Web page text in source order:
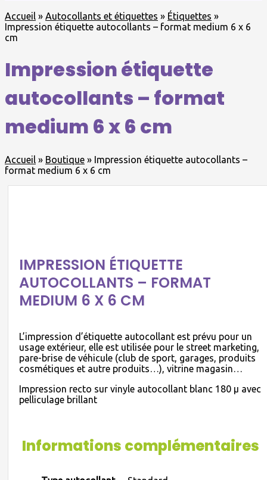
Accueil » Autocollants et étiquettes » Étiquettes »
Impression étiquette autocollants – format medium 6 x 6
cm
Impression étiquette
autocollants – format
medium 6 x 6 cm
Accueil » Boutique » Impression étiquette autocollants –
format medium 6 x 6 cm
IMPRESSION ÉTIQUETTE
AUTOCOLLANTS – FORMAT
MEDIUM 6 X 6 CM
L’impression d’étiquette autocollant est prévu pour un
usage extérieur, elle est utilisée pour le street marketing,
pare-brise de véhicule (club de sport, garages, produits
cosmétiques et autre produits…), vitrine magasin…
Impression recto sur vinyle autocollant blanc 180 µ avec
pelliculage brillant
Informations complémentaires